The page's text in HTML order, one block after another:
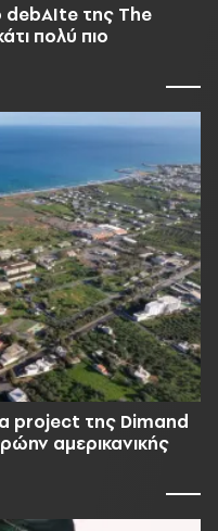
debAIte της The
πολύ πιο
project της Dimand
αμερικανικής